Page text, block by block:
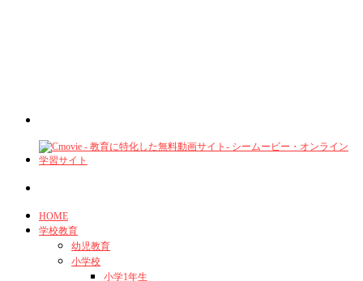
HOME
学校教育
幼児教育
小学校
小学1年生